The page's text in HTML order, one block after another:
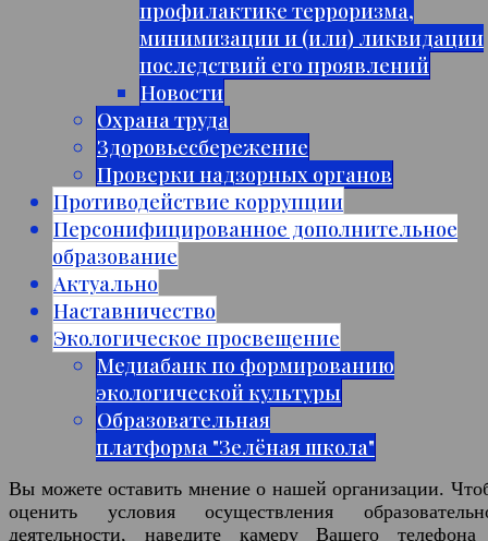
профилактике терроризма,
минимизации и (или) ликвидации
последствий его проявлений
Новости
Охрана труда
Здоровьесбережение
Проверки надзорных органов
Противодействие коррупции
Персонифицированное дополнительное
образование
Актуально
Наставничество
Экологическое просвещение
Медиабанк по формированию
экологической культуры
Образовательная
платформа "Зелёная школа"
Вы можете оставить мнение о нашей организации.
оценить условия осуществления
деятельности, наведите камеру Вашего